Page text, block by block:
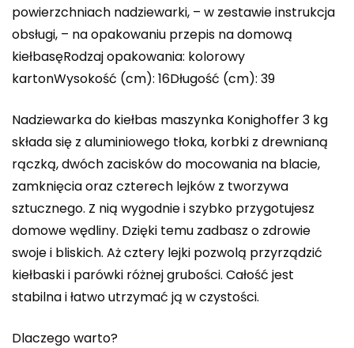
powierzchniach nadziewarki, – w zestawie instrukcja
obsługi, – na opakowaniu przepis na domową
kiełbasęRodzaj opakowania: kolorowy
kartonWysokość (cm): 16Długość (cm): 39
Nadziewarka do kiełbas maszynka Konighoffer 3 kg
składa się z aluminiowego tłoka, korbki z drewnianą
rączką, dwóch zacisków do mocowania na blacie,
zamknięcia oraz czterech lejków z tworzywa
sztucznego. Z nią wygodnie i szybko przygotujesz
domowe wędliny. Dzięki temu zadbasz o zdrowie
swoje i bliskich. Aż cztery lejki pozwolą przyrządzić
kiełbaski i parówki różnej grubości. Całość jest
stabilna i łatwo utrzymać ją w czystości.
Dlaczego warto?